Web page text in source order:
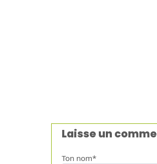
Laisse un
Ton nom*